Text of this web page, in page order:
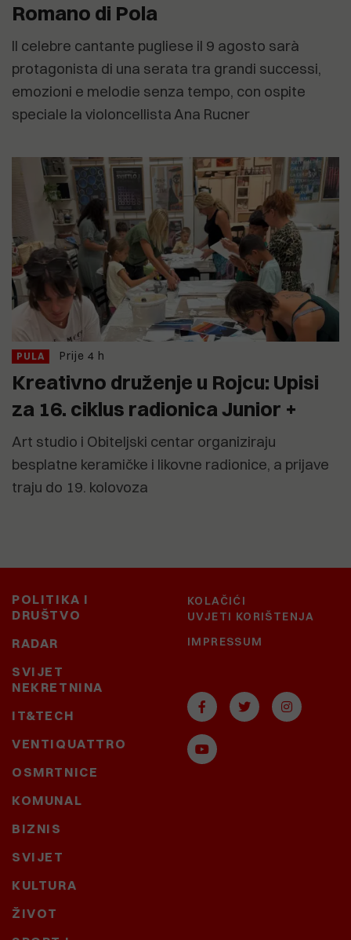
Romano di Pola
Il celebre cantante pugliese il 9 agosto sarà
protagonista di una serata tra grandi successi,
emozioni e melodie senza tempo, con ospite
speciale la violoncellista Ana Rucner
PULA Prije 4 h
Kreativno druženje u Rojcu: Upisi
za 16. ciklus radionica Junior +
Art studio i Obiteljski centar organiziraju
besplatne keramičke i likovne radionice, a prijave
traju do 19. kolovoza
POLITIKA I
DRUŠTVO
RADAR
SVIJET
NEKRETNINA
IT&TECH
VENTIQUATTRO
OSMRTNICE
KOMUNAL
BIZNIS
SVIJET
KULTURA
ŽIVOT
KOLAČIĆI
UVJETI KORIŠTENJA
IMPRESSUM